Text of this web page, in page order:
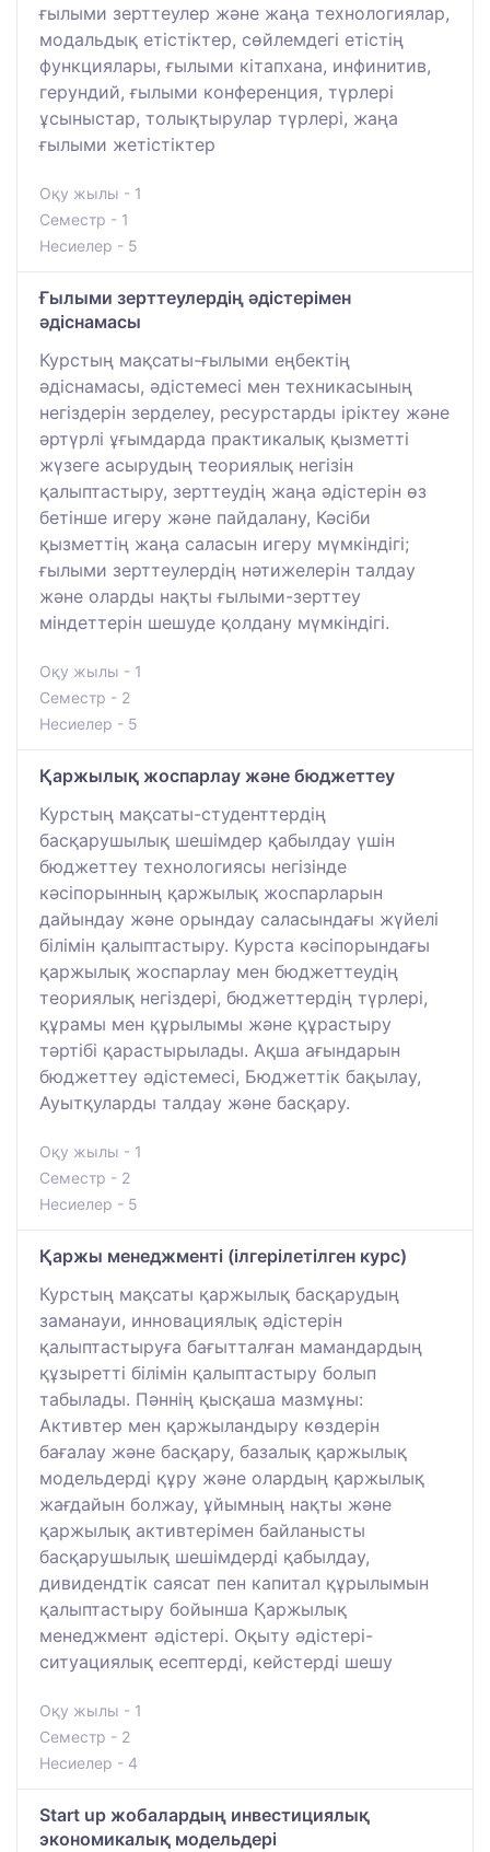
ғылыми зерттеулер және жаңа технологиялар,
модальдық етістіктер, сөйлемдегі етістің
функциялары, ғылыми кітапхана, инфинитив,
герундий, ғылыми конференция, түрлері
ұсыныстар, толықтырулар түрлері, жаңа
ғылыми жетістіктер
Оқу жылы - 1
Семестр - 1
Несиелер - 5
Ғылыми зерттеулердің әдістерімен
әдіснамасы
Курстың мақсаты-ғылыми еңбектің
әдіснамасы, әдістемесі мен техникасының
негіздерін зерделеу, ресурстарды іріктеу және
әртүрлі ұғымдарда практикалық қызметті
жүзеге асырудың теориялық негізін
қалыптастыру, зерттеудің жаңа әдістерін өз
бетінше игеру және пайдалану, Кәсіби
қызметтің жаңа саласын игеру мүмкіндігі;
ғылыми зерттеулердің нәтижелерін талдау
және оларды нақты ғылыми-зерттеу
міндеттерін шешуде қолдану мүмкіндігі.
Оқу жылы - 1
Семестр - 2
Несиелер - 5
Қаржылық жоспарлау және бюджеттеу
Курстың мақсаты-студенттердің
басқарушылық шешімдер қабылдау үшін
бюджеттеу технологиясы негізінде
кәсіпорынның қаржылық жоспарларын
дайындау және орындау саласындағы жүйелі
білімін қалыптастыру. Курста кәсіпорындағы
қаржылық жоспарлау мен бюджеттеудің
теориялық негіздері, бюджеттердің түрлері,
құрамы мен құрылымы және құрастыру
тәртібі қарастырылады. Ақша ағындарын
бюджеттеу әдістемесі, Бюджеттік бақылау,
Ауытқуларды талдау және басқару.
Оқу жылы - 1
Семестр - 2
Несиелер - 5
Қаржы менеджменті (ілгерілетілген курс)
Курстың мақсаты қаржылық басқарудың
заманауи, инновациялық әдістерін
қалыптастыруға бағытталған мамандардың
құзыретті білімін қалыптастыру болып
табылады. Пәннің қысқаша мазмұны:
Активтер мен қаржыландыру көздерін
бағалау және басқару, базалық қаржылық
модельдерді құру және олардың қаржылық
жағдайын болжау, ұйымның нақты және
қаржылық активтерімен байланысты
басқарушылық шешімдерді қабылдау,
дивидендтік саясат пен капитал құрылымын
қалыптастыру бойынша Қаржылық
менеджмент әдістері. Оқыту әдістері-
ситуациялық есептерді, кейстерді шешу
Оқу жылы - 1
Семестр - 2
Несиелер - 4
Start up жобалардың инвестициялық
экономикалық модельдері